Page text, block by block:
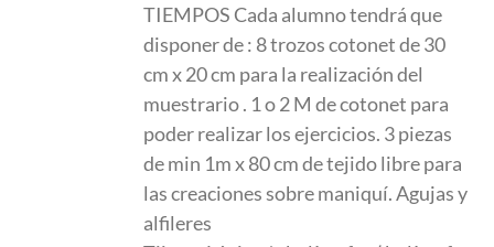
TIEMPOS Cada alumno tendrá que
disponer de : 8 trozos cotonet de 30
cm x 20 cm para la realización del
muestrario . 1 o 2 M de cotonet para
poder realizar los ejercicios. 3 piezas
de min 1m x 80 cm de tejido libre para
las creaciones sobre maniquí. Agujas y
alfileres